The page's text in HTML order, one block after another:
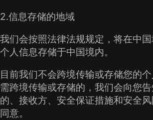
2.信息存储的地域
我们会按照法律法规规定，将在中
个人信息存储于中国境内。
目前我们不会跨境传输或存储您的
需跨境传输或存储的，我们会向您
的、接收方、安全保证措施和安全
同意。